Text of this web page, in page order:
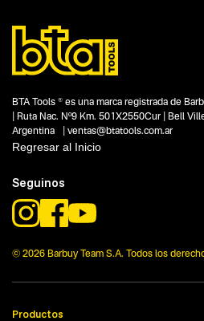
BTA Tools ® es una marca registrada de
| Ruta Nac. Nº9 Km. 501X2550Cur | Bell
Argentina | ventas@btatools.com.ar
Regresar al Inicio
Seguinos
© 2026 Barbuy Team S.A. Todos los
Productos